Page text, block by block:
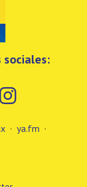
sociales:
· ya.fm ·